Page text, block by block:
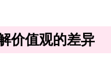
价值观的差异